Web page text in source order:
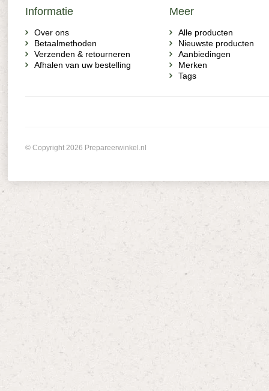
Informatie
Over ons
Betaalmethoden
Verzenden & retourneren
Afhalen van uw bestelling
Meer
Alle producten
Nieuwste producten
Aanbiedingen
Merken
Tags
© Copyright 2026 Prepareerwinkel.nl